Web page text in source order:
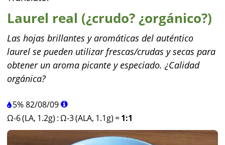
Laurel real (¿crudo? ¿orgánico?)
Las hojas brillantes y aromáticas del auténtico
laurel se pueden utilizar frescas/crudas y secas para
obtener un aroma picante y especiado. ¿Calidad
orgánica?
5%82/08/09
Ω-6 (LA, 1.2g) :Ω-3 (ALA, 1.1g) =1:1